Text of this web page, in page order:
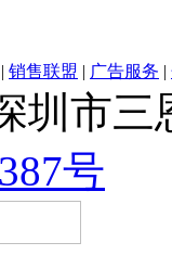
销售联盟 广告服务
圳市
号